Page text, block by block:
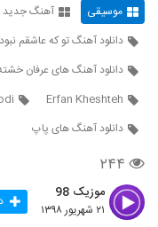
6264
6265
موسیقی
آهنگ جدید 4
دانلود آهنگ تو که عاشقم
دانلود آهنگ های عرفان
Erfan Kheshteh
دانلود آهنگ های پاپ
۲۴۴
موزیک 98
۲۱ شهریور ۱۳۹۸